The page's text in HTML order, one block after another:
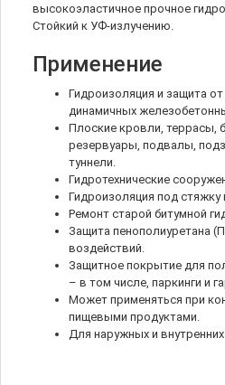
высокоэластичное прочное
Стойкий к УФ-излучению.
Применение
Гидроизоляция и защита
динамичных
Плоские кровли, террасы,
резервуары, подвалы,
туннели.
Гидротехнические
Гидроизоляция под стяжку
Ремонт старой битумной
Защита пенополиуретана
воздействий.
Защитное покрытие для
– в том числе, паркинги и
Может применяться при
пищевыми продуктами.
Для наружных и